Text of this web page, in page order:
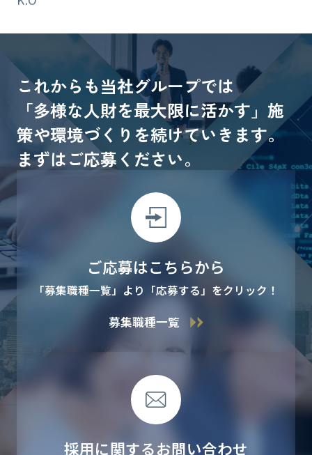
これからも当社グループでは
「多様な人財を最大限に活かす」施
策や環境づくりを続けていきます。
まずはご応募ください。
ご応募はこちらから
「募集職種一覧」より「応募する」をクリック！
募集職種一覧
採用に関するお問い合わせ